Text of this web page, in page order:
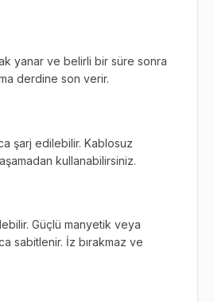
yanar ve belirli bir süre sonra
derdine son verir.
şarj edilebilir. Kablosuz
kullanabilirsiniz.
Güçlü manyetik veya
sabitlenir. İz bırakmaz ve